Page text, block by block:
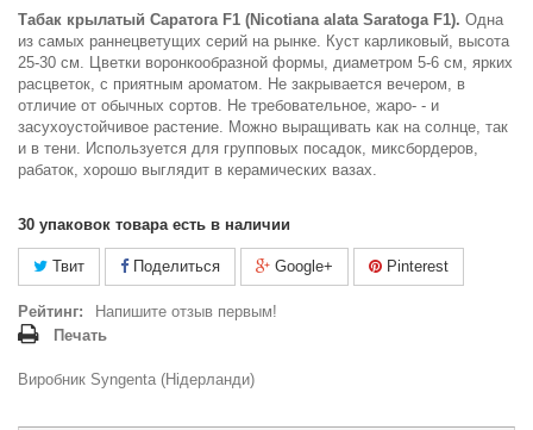
Табак крылатый Саратога F1 (Nicotiana alata Saratoga F1). Одна
из самых раннецветущих серий на рынке. Куст карликовый, высота
25-30 см. Цветки воронкообразной формы, диаметром 5-6 см, ярких
расцветок, с приятным ароматом. Не закрывается вечером, в
отличие от обычных сортов. Не требовательное, жаро- - и
засухоустойчивое растение. Можно выращивать как на солнце, так
и в тени. Используется для групповых посадок, миксбордеров,
рабаток, хорошо выглядит в керамических вазах.
30 упаковок товара есть в наличии
Твит Поделиться Google+ Pinterest
Рейтинг:
Напишите отзыв первым!
Печать
Виробник Syngenta (Нідерланди)